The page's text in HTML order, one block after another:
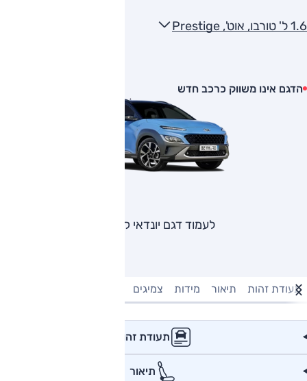
1.6 ל' טורבו, אוט', Prestige
הדגם אינו משווק כרכב חדש
לעמוד דגם יונדאי קונה
תעודת זהות תיאור מידות צמיגים
תעודת זהות
תיאור